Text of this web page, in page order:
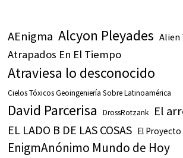
AEnigma Alcyon Pleyades Alien
Atrapados En El Tiempo
Atraviesa lo desconocido
Cielos Tóxicos Geoingeniería Sobre Latinoamérica
David Parcerisa DrossRotzank El
EL LADO B DE LAS COSAS El
EnigmAnónimo Mundo de Hoy